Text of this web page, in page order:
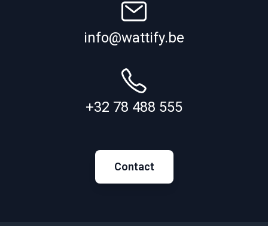
info@wattify.be
+32 78 488 555
Contact